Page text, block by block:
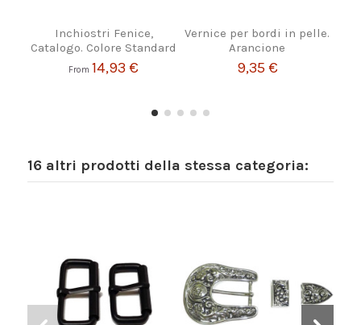
Inchiostri Fenice,
Catalogo. Colore Standard
From 14,93 €
Vernice per bordi in pelle.
Arancione
9,35 €
16 altri prodotti della stessa categoria: